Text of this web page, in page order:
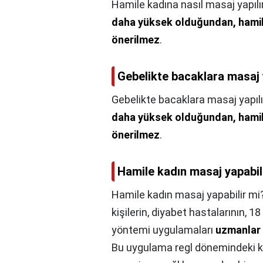
Hamile kadına nasıl masaj
daha yüksek olduğundan,
önerilmez.
Gebelikte bacaklara masaj
Gebelikte bacaklara masaj
daha yüksek olduğundan,
önerilmez.
Hamile kadın masaj
Hamile kadın masaj yapabilir
kişilerin, diyabet hastalarının,
yöntemi uygulamaları
Bu uygulama regl dönemindeki